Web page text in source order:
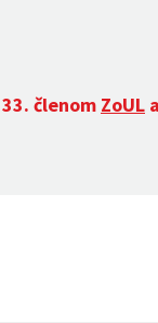
členom ZoUL